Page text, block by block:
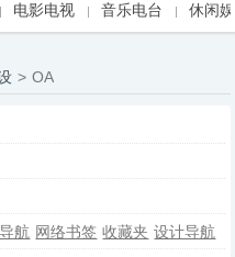
电影电视 音乐电台 休闲
> OA
航 网络书签 收藏夹 设计导航